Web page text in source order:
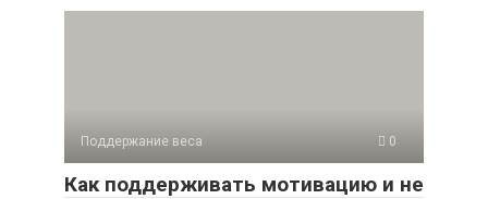
Поддержание веса 0
Как поддерживать мотивацию и не